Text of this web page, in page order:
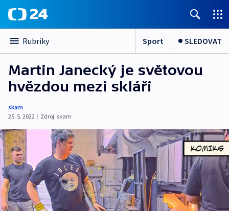
Rubriky Sport SLEDOVAT
Martin Janecký je světovou
hvězdou mezi skláři
skam
25. 5. 2022 | Zdroj: skam